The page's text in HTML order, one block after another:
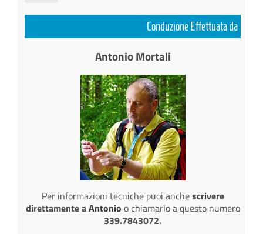
Conduzione Effettuata da
Antonio Mortali
Per informazioni tecniche puoi anchescrivere
direttamente aAntonio o chiamarlo a questo numero
339.7843072.